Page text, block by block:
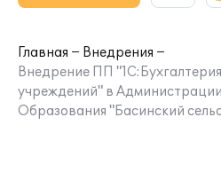
Главная
Внедрения
Внедрение ПП
учреждений" в
Образования "Басинский